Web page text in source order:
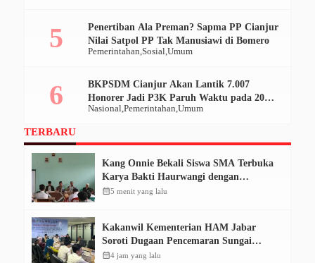
Pemerintahan Sosial Umum
Penertiban Ala Preman? Sapma PP Cianjur
Nilai Satpol PP Tak Manusiawi di Bomero
Nasional Pemerintahan Umum
BKPSDM Cianjur Akan Lantik 7.007
Honorer Jadi P3K Paruh Waktu pada 20
Desember 2025
TERBARU
Kang Onnie Bekali Siswa SMA Terbuka
Karya Bakti Haurwangi dengan
Pendidikan Demokrasi
calendar_month5 menit yang lalu
Kakanwil Kementerian HAM Jabar
Soroti Dugaan Pencemaran Sungai
Cikeas, Dinilai Ancam Hak Masyarakat
calendar_month4 jam yang lalu